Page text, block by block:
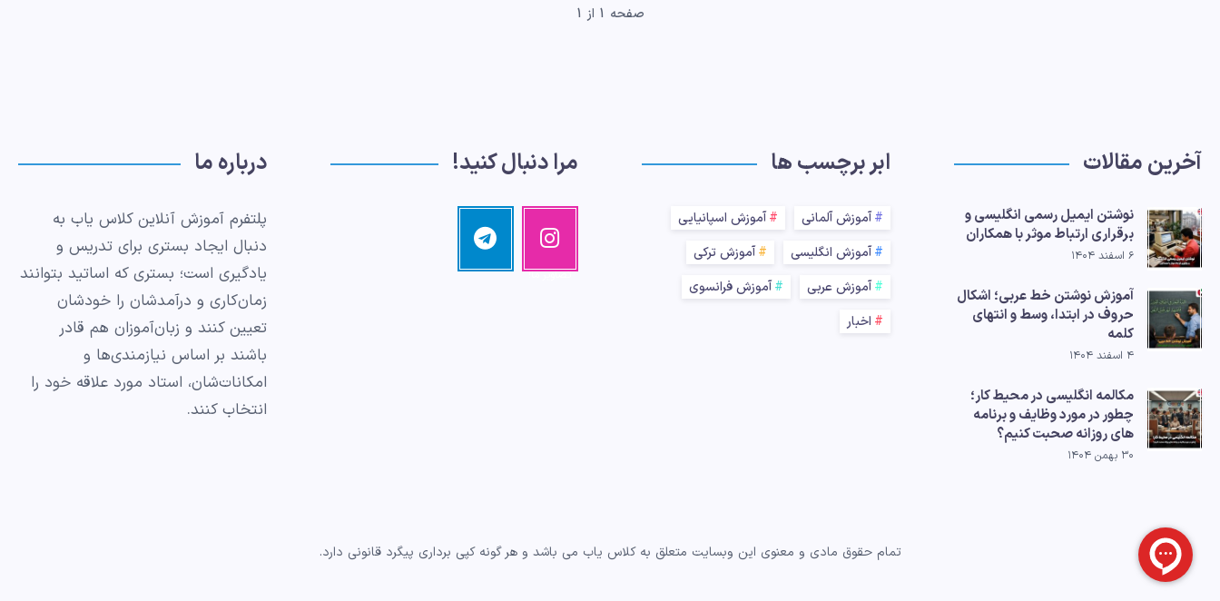
صفحه 1 از 1
آخرین مقالات
نوشتن ایمیل رسمی انگلیسی و
برقراری ارتباط موثر با همکاران
۶ اسفند ۱۴۰۴
آموزش نوشتن خط عربی؛ اشکال
حروف در ابتدا، وسط و انتهای
کلمه
۴ اسفند ۱۴۰۴
مکالمه انگلیسی در محیط کار؛
چطور در مورد وظایف و برنامه
های روزانه صحبت کنیم؟
۳۰ بهمن ۱۴۰۴
ابر برچسب ها
آموزش آلمانی
آموزش اسپانیایی
آموزش انگلیسی
آموزش ترکی
آموزش عربی
آموزش فرانسوی
اخبار
مرا دنبال کنید!
اینستا
گرام
تصاویر ما!
تلگرام
مرا دنبال
درباره ما
پلتفرم آموزش آنلاین کلاس یاب به
دنبال ایجاد بستری برای تدریس و
یادگیری است؛ بستری که اساتید بتوانند
زمان‌کاری و درآمدشان را خودشان
تعیین کنند و زبان‌آموزان هم قادر
باشند بر اساس نیازمندی‌ها و
امکانات‌شان، استاد مورد علاقه خود را
انتخاب کنند.
تمام حقوق مادی و معنوی این وبسایت متعلق به کلاس یاب می باشد و هر گونه کپی برداری پیگرد قانونی دارد.